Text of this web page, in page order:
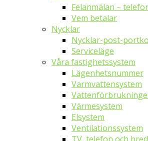
Felanmälan –
Vem betalar
Nycklar
Nycklar-post-
Serviceläge
Våra fastighetssystem
Lägenhetsnummer
Varmvattensystem
Värmesystem
Elsystem
Ventilationssystem